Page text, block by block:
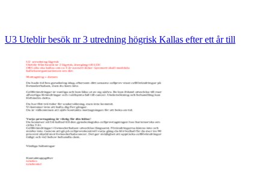
U3 Uteblir besök nr 3 utredning högrisk Kallas efter ett år till